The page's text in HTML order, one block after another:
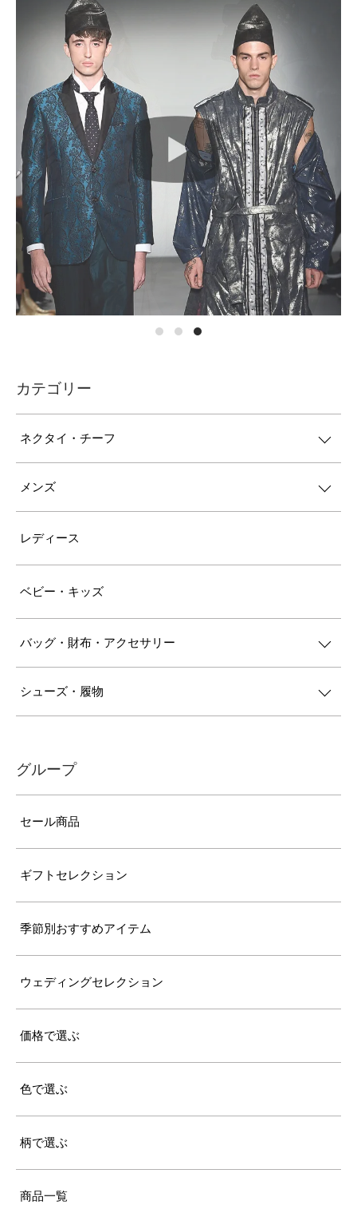
カテゴリー
ネクタイ・チーフ
メンズ
レディース
ベビー・キッズ
バッグ・財布・アクセサリー
シューズ・履物
グループ
セール商品
ギフトセレクション
季節別おすすめアイテム
ウェディングセレクション
価格で選ぶ
色で選ぶ
柄で選ぶ
商品一覧